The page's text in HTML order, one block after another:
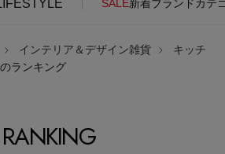
SALE新着ブランド カテ
ログイン
SEE RESULTS
インテリア＆デザイン雑貨
キッチ
ランキング
RANKING